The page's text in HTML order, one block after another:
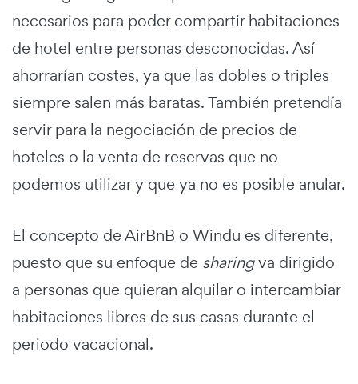
necesarios para poder compartir habitaciones
de hotel entre personas desconocidas. Así
ahorrarían costes, ya que las dobles o triples
siempre salen más baratas. También pretendía
servir para la negociación de precios de
hoteles o la venta de reservas que no
podemos utilizar y que ya no es posible anular.
El concepto de AirBnB o Windu es diferente,
puesto que su enfoque de sharingva dirigido
a personas que quieran alquilar o intercambiar
habitaciones libres de sus casas durante el
periodo vacacional.